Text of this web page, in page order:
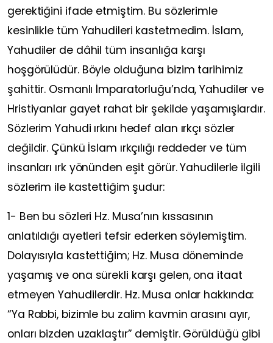
gerektiğini ifade etmiştim. Bu sözlerimle
kesinlikle tüm Yahudileri kastetmedim. İslam,
Yahudiler de dâhil tüm insanlığa karşı
hoşgörülüdür. Böyle olduğuna bizim tarihimiz
şahittir. Osmanlı İmparatorluğu’nda, Yahudiler ve
Hristiyanlar gayet rahat bir şekilde yaşamışlardır.
Sözlerim Yahudi ırkını hedef alan ırkçı sözler
değildir. Çünkü İslam ırkçılığı reddeder ve tüm
insanları ırk yönünden eşit görür. Yahudilerle ilgili
sözlerim ile kastettiğim şudur:
1- Ben bu sözleri Hz. Musa’nın kıssasının
anlatıldığı ayetleri tefsir ederken söylemiştim.
Dolayısıyla kastettiğim; Hz. Musa döneminde
yaşamış ve ona sürekli karşı gelen, ona itaat
etmeyen Yahudilerdir. Hz. Musa onlar hakkında:
“Ya Rabbi, bizimle bu zalim kavmin arasını ayır,
onları bizden uzaklaştır” demiştir. Görüldüğü gibi